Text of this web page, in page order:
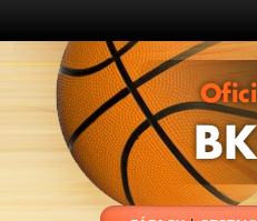
BK Karpem Holýšov - oficiální stránky basketbalového klubu